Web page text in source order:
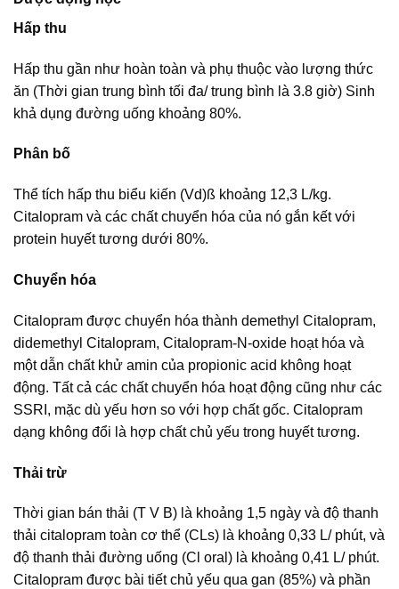
Hấp thu
Hấp thu gần như hoàn toàn và phụ thuộc vào lượng thức
ăn (Thời gian trung bình tối đa/ trung bình là 3.8 giờ) Sinh
khả dụng đường uống khoảng 80%.
Phân bố
Thể tích hấp thu biểu kiến (Vd)ß khoảng 12,3 L/kg.
Citalopram và các chất chuyển hóa của nó gắn kết với
protein huyết tương dưới 80%.
Chuyển hóa
Citalopram được chuyển hóa thành demethyl Citalopram,
didemethyl Citalopram, Citalopram-N-oxide hoạt hóa và
một dẫn chất khử amin của propionic acid không hoạt
động. Tất cả các chất chuyển hóa hoạt động cũng như các
SSRI, mặc dù yếu hơn so với hợp chất gốc. Citalopram
dạng không đổi là hợp chất chủ yếu trong huyết tương.
Thải trừ
Thời gian bán thải (T V B) là khoảng 1,5 ngày và độ thanh
thải citalopram toàn cơ thể (CLs) là khoảng 0,33 L/ phút, và
độ thanh thải đường uống (Cl oral) là khoảng 0,41 L/ phút.
Citalopram được bài tiết chủ yếu qua gan (85%) và phần